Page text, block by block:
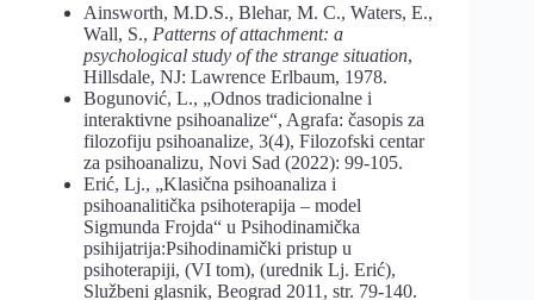
Ainsworth, M.D.S., Blehar, M. C., Waters, E.,
Wall, S., Patterns of attachment: a
psychological study of the strange situation,
Hillsdale, NJ: Lawrence Erlbaum, 1978.
Bogunović, L., „Odnos tradicionalne i
interaktivne psihoanalize“, Agrafa: časopis za
filozofiju psihoanalize, 3(4), Filozofski centar
za psihoanalizu, Novi Sad (2022): 99-105.
Erić, Lj., „Klasična psihoanaliza i
psihoanalitička psihoterapija – model
Sigmunda Frojda“ u Psihodinamička
psihijatrija:Psihodinamički pristup u
psihoterapiji, (VI tom), (urednik Lj. Erić),
Službeni glasnik, Beograd 2011, str. 79-140.